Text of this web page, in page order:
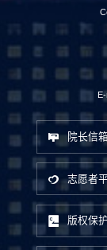
院长信
志愿者
版权保